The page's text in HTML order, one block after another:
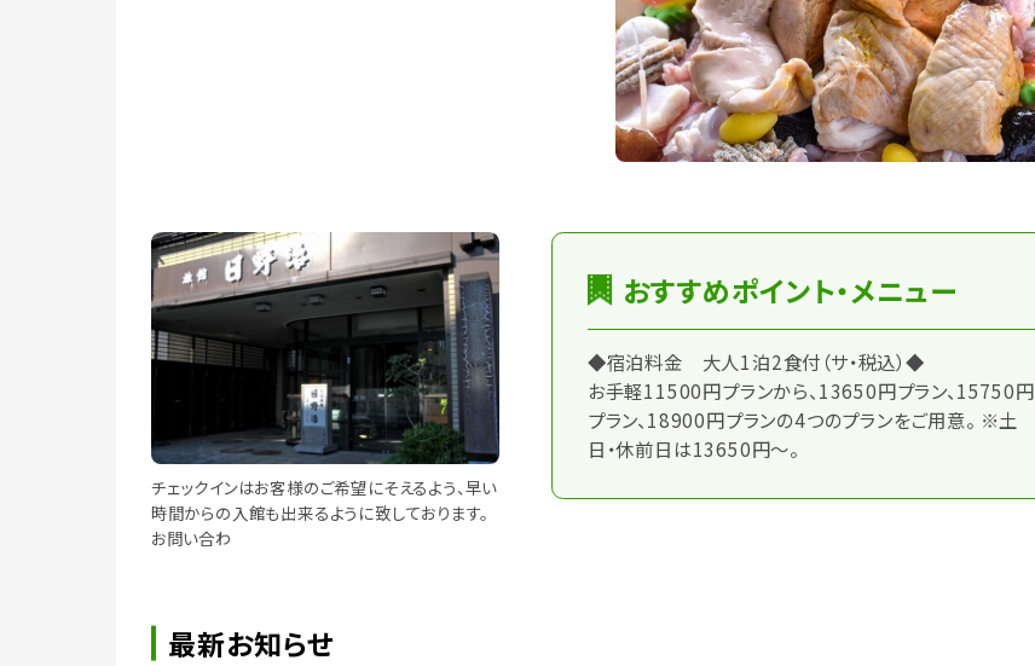
チェックインはお客様のご希望にそえるよう、早い
時間からの入館も出来るように致しております。
お問い合わ
おすすめポイント・メニュー
◆宿泊料金 大人1泊2食付（サ・税込）◆
お手軽11500円プランから、13650円プラン、15750円
プラン、18900円プランの4つのプランをご用意。 ※土
日・休前日は13650円～。
最新お知らせ